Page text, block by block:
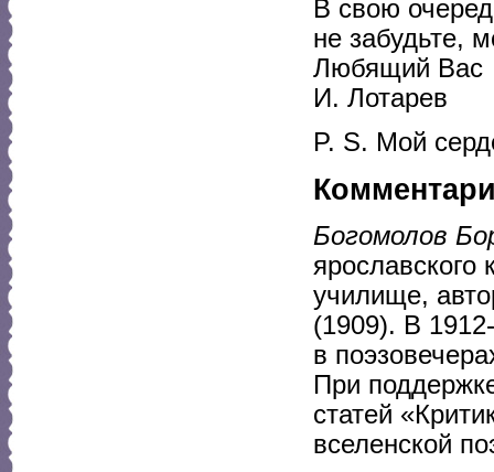
В свою
не забудьте,
Любящий Вас
И. Лотарев
P. S. Мой
Богомолов
ярославского
училище,
(1909). В
в
При
статей
вселенской